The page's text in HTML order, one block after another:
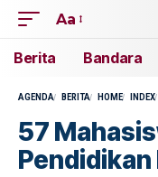
Aa
Berita Bandara
AGENDA BERITA HOME INDEX
57
Pendidikan